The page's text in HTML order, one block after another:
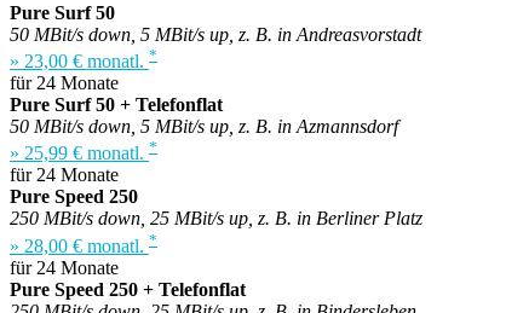
Pure Surf 50
50 MBit/s down, 5 MBit/s up, z. B. in Andreasvorstadt
» 23,00 € monatl. *
für 24 Monate
Pure Surf 50 + Telefonflat
50 MBit/s down, 5 MBit/s up, z. B. in Azmannsdorf
» 25,99 € monatl. *
für 24 Monate
Pure Speed 250
250 MBit/s down, 25 MBit/s up, z. B. in Berliner Platz
» 28,00 € monatl. *
für 24 Monate
Pure Speed 250 + Telefonflat